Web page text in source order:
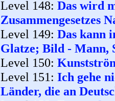
Level 148: Das wird
Zusammengesetzes
Level 149: Das kann
Glatze; Bild - Mann,
Level 150:
Level 151: Ich gehe
Länder, die an